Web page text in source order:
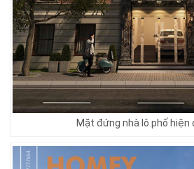
Mặt đứng nhà lô phố hiện